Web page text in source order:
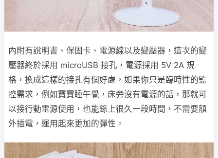
內附有說明書、保固卡、電源線以及變壓器，這次的變
壓器終於採用 microUSB 接孔，電源採用 5V 2A 規
格，換成這樣的接孔有個好處，如果你只是臨時性的監
控需求，例如寶寶睡午覺，床旁沒有電源的話，那就可
以接行動電源使用，也能錄上很久一段時間，不需要額
外插電，運用起來更加的彈性。